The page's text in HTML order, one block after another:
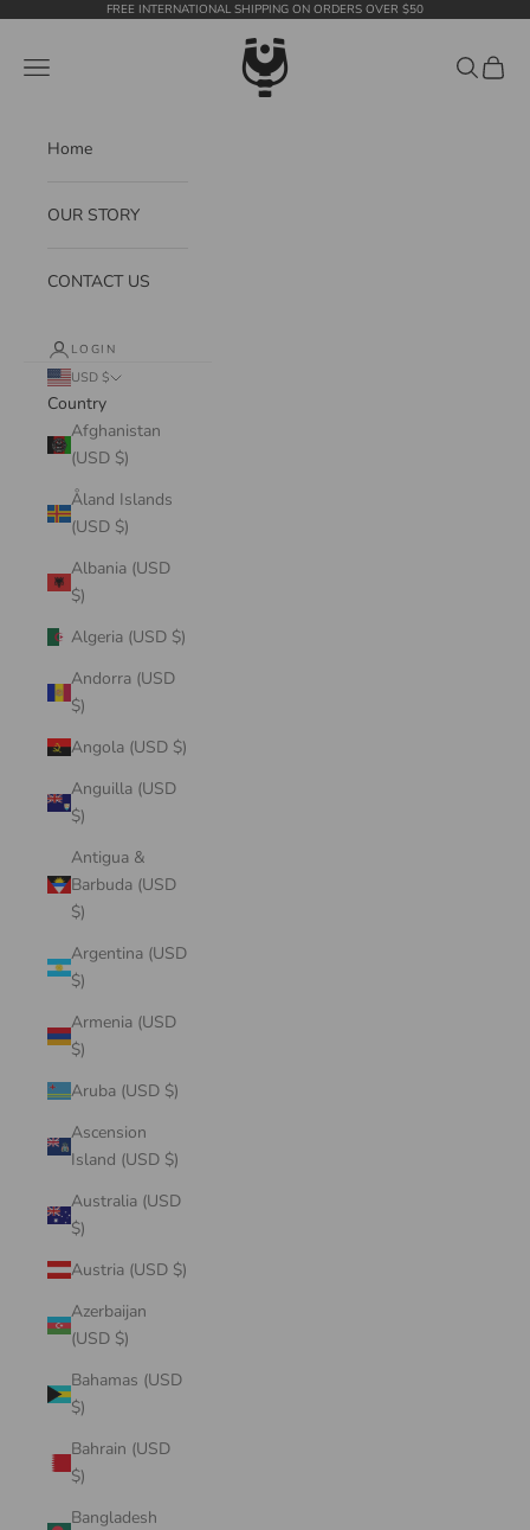
Skip to contentFREE INTERNATIONAL SHIPPING ON ORDERS OVER $50
WildTension
Navigation menu Search
Cart
Home
OUR STORY
CONTACT US
LOGIN
USD $
Country
Afghanistan
(USD $)
Åland Islands
(USD $)
Albania (USD
$)
Algeria (USD $)
Andorra (USD
$)
Angola (USD $)
Anguilla (USD
$)
Antigua &
Barbuda (USD
$)
Argentina (USD
$)
Armenia (USD
$)
Aruba (USD $)
Ascension
Island (USD $)
Australia (USD
$)
Austria (USD $)
Azerbaijan
(USD $)
Bahamas (USD
$)
Bahrain (USD
$)
Bangladesh